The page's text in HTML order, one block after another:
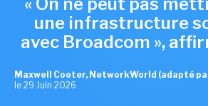
« On ne peut pas
une infrastructure
avec Broadcom »,
Maxwell Cooter, NetworkWorld (adapté
le 29 Juin 2026